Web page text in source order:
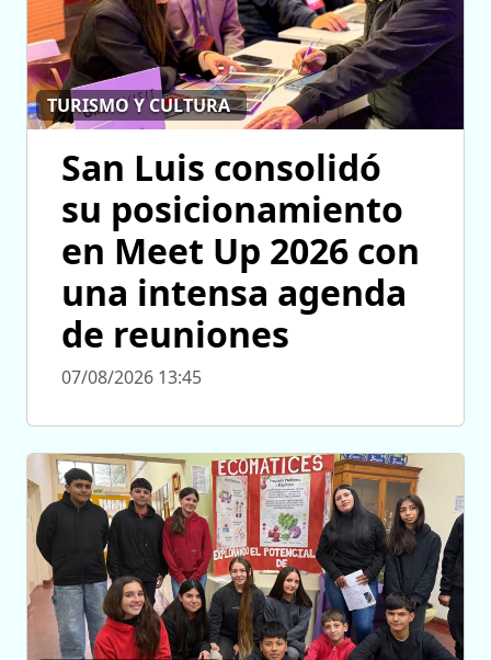
TURISMO Y CULTURA
San Luis consolidó
su posicionamiento
en Meet Up 2026 con
una intensa agenda
de reuniones
07/08/2026 13:45